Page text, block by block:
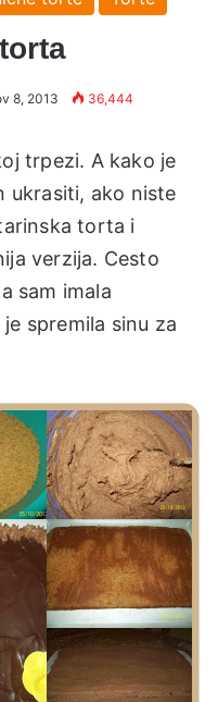
8, 2013 36,444
trpezi. A kako je
ukrasiti, ako niste
torta i
verzija. Cesto
sam imala
spremila sinu za